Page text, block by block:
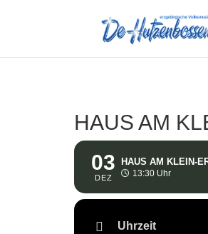
HAUS AM
03
DEZ
HAUS AM KLEIN-
13:30 Uhr
Uhrzeit